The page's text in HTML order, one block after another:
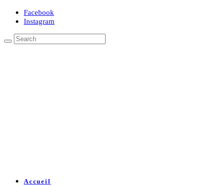
Facebook
Instagram
Accueil